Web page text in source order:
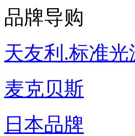
品牌导购
天友利.标准光
麦克贝斯
日本品牌